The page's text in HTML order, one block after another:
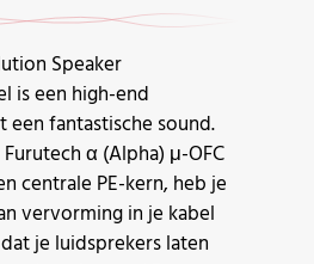
Speaker
is een high-end
een fantastische sound.
α (Alpha) μ-OFC
centrale PE-kern, heb je
vervorming in je kabel
je luidsprekers laten